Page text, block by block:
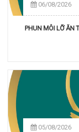
06/08/2026
PHUN MÔI LỠ ĂN
05/08/2026